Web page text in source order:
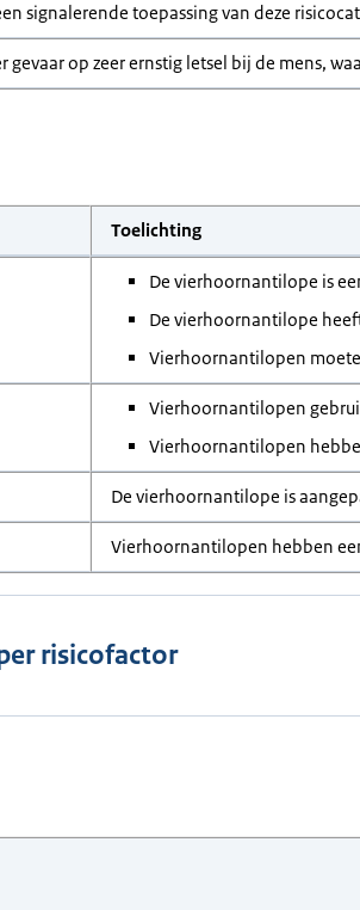
signalerende toepassing van deze
op zeer ernstig letsel bij de mens,
Toelichting
De vierhoornantilope is
De vierhoornantilope
Vierhoornantilopen
Vierhoornantilopen
Vierhoornantilopen
De vierhoornantilope is
Vierhoornantilopen hebben
risicofactor